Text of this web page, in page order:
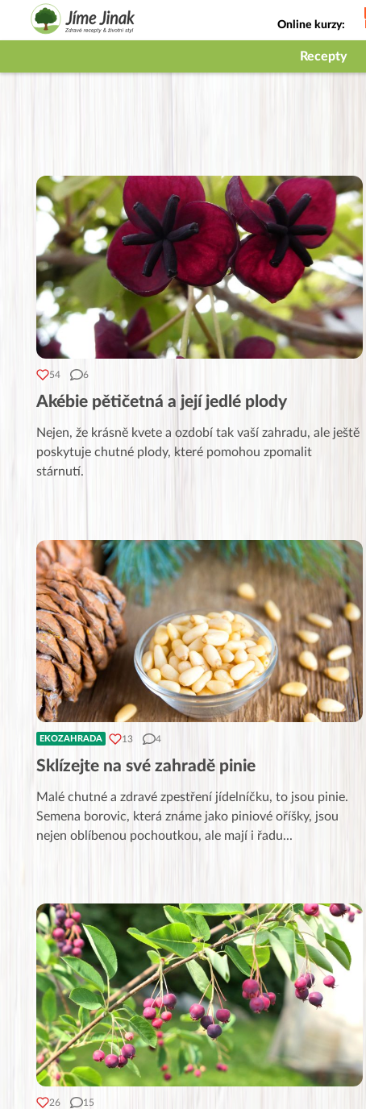
Online kurzy:
Jak na babičky
Recepty
54 6
Akébie pětičetná a její jedlé plody
Nejen, že krásně kvete a ozdobí tak vaší zahradu, ale ještě
poskytuje chutné plody, které pomohou zpomalit
stárnutí.
EKOZAHRADA 13 4
Sklízejte na své zahradě pinie
Malé chutné a zdravé zpestření jídelníčku, to jsou pinie.
Semena borovic, která známe jako piniové oříšky, jsou
nejen oblíbenou pochoutkou, ale mají i řadu...
26 15